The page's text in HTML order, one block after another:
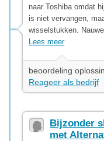
naar Toshiba omdat
is niet vervangen,
wisselstukken.
Lees meer
beoordeling
Reageer als bedrijf
Bijzonder
met